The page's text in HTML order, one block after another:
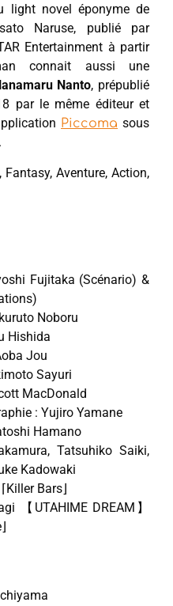
light novel éponyme de
Naruse, publié par
Entertainment à partir
connait aussi une
Nanto, prépublié
par le même éditeur et
Piccoma sous
.
Fantasy, Aventure, Action,
Fujitaka (Scénario) &
Noboru
Hishida
Jou
Sayuri
MacDonald
: Yujiro Yamane
Hamano
Tatsuhiko Saiki,
Kadowaki
Bars⌋
【UTAHIME DREAM】